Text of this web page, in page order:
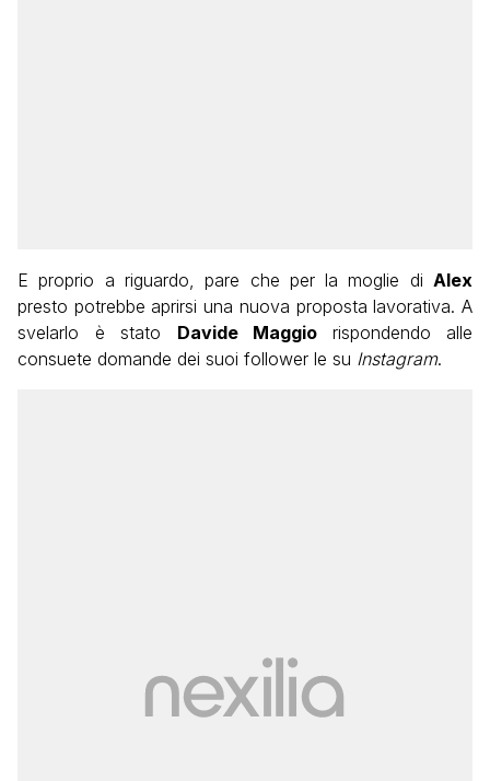
E proprio a riguardo, pare che per la moglie di Alex
presto potrebbe aprirsi una nuova proposta lavorativa. A
svelarlo è stato Davide Maggio rispondendo alle
consuete domande dei suoi follower le su Instagram.